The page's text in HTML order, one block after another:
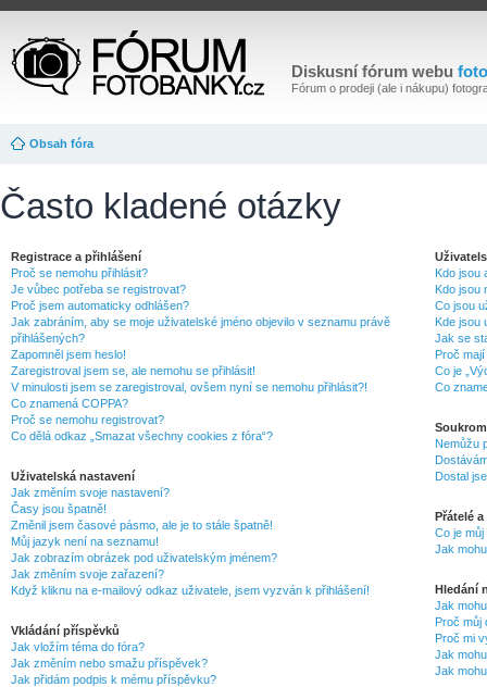
Diskusní fórum webu
Fórum o prodeji (ale i nákupu)
Obsah fóra
Často kladené otázky
Registrace a přihlášení
Proč se nemohu přihlásit?
Je vůbec potřeba se registrovat?
Proč jsem automaticky odhlášen?
Jak zabráním, aby se moje uživatelské jméno objevilo v seznamu právě
přihlášených?
Zapomněl jsem heslo!
Zaregistroval jsem se, ale nemohu se přihlásit!
V minulosti jsem se zaregistroval, ovšem nyní se nemohu přihlásit?!
Co znamená COPPA?
Proč se nemohu registrovat?
Co dělá odkaz „Smazat všechny cookies z fóra“?
Uživatelská nastavení
Jak změním svoje nastavení?
Časy jsou špatně!
Změnil jsem časové pásmo, ale je to stále špatně!
Můj jazyk není na seznamu!
Jak zobrazím obrázek pod uživatelským jménem?
Jak změním svoje zařazení?
Když kliknu na e-mailový odkaz uživatele, jsem vyzván k přihlášení!
Vkládání příspěvků
Jak vložím téma do fóra?
Jak změním nebo smažu příspěvek?
Jak přidám podpis k mému příspěvku?
Kdo jsou
Kdo jsou
Co jsou
Kde jsou
Jak se
Proč
Co je
Co
Nemůžu
Dostal
Přátelé
Co je
Jak
Hledání
Jak
Proč můj
Proč mi
Jak
Jak